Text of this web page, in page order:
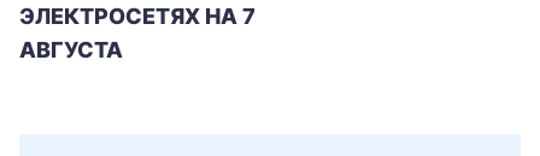
ЭЛЕКТРОСЕТЯХ НА 7
АВГУСТА